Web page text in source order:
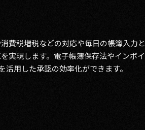
費税増税などの対応や毎日の帳簿入力と
実現します。電子帳簿保存法やインボイ
用した承認の効率化ができます。